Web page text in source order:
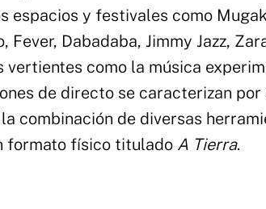
espacios y festivales como
Fever, Dabadaba, Jimmy Jazz,
vertientes como la música
de directo se caracterizan
combinación de diversas
formato físico titulado A Tierra.